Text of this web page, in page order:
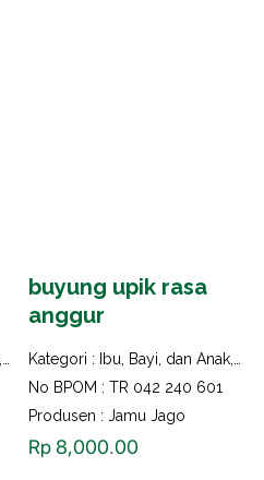
Imun Booster
buyung upik rasa
anggur
Kategori : Ibu, Bayi, dan Anak
No BPOM : TR 042 240 601
Produsen : Jamu Jago
Rp8,000.00